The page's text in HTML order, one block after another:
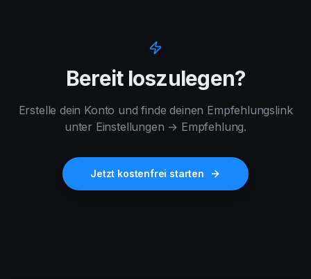
Bereit loszulegen?
Erstelle dein Konto und finde deinen Empfehlungslink
unter Einstellungen → Empfehlung.
Jetzt kostenfrei starten